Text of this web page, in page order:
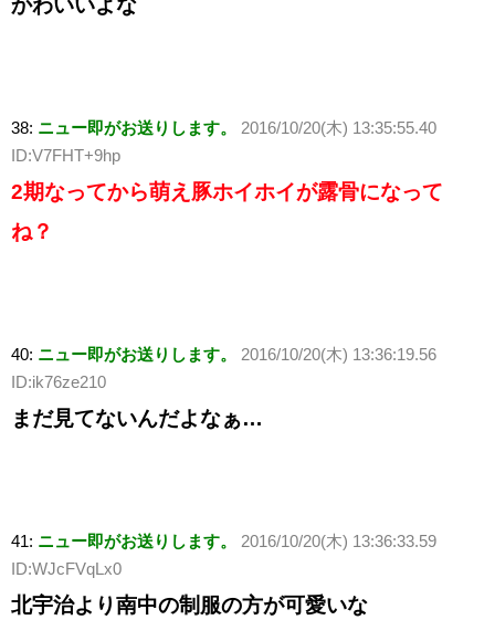
かわいいよな
38: ニュー即がお送りします。
2016/10/20(木) 13:35:55.40
ID:V7FHT+9hp
2期なってから萌え豚ホイホイが露骨になって
ね？
40: ニュー即がお送りします。
2016/10/20(木) 13:36:19.56
ID:ik76ze210
まだ見てないんだよなぁ…
41: ニュー即がお送りします。
2016/10/20(木) 13:36:33.59
ID:WJcFVqLx0
北宇治より南中の制服の方が可愛いな